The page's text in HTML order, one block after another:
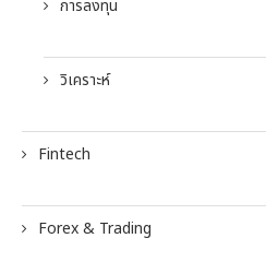
การลงทุน
วิเคราะห์
Fintech
Forex & Trading